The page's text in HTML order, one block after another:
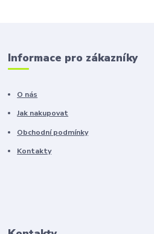
Informace pro zákazníky
O nás
Jak nakupovat
Obchodní podmínky
Kontakty